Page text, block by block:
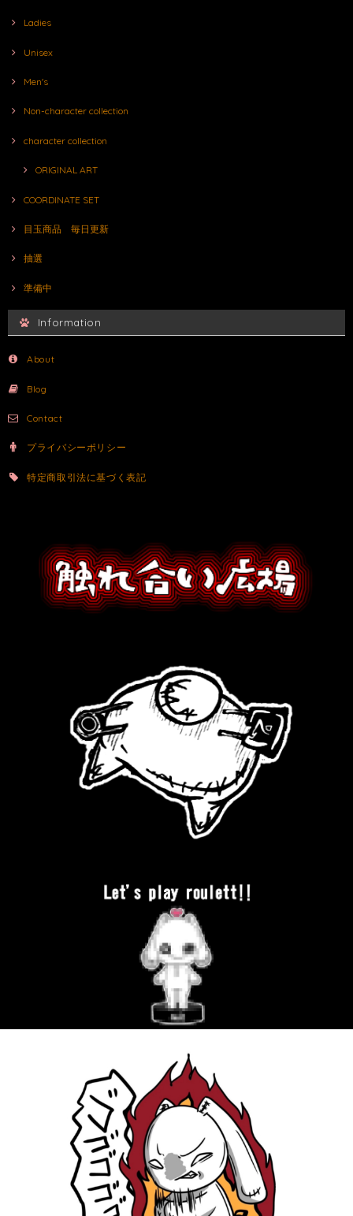
Ladies
Unisex
Men's
Non-character collection
character collection
ORIGINAL ART
COORDINATE SET
目玉商品 毎日更新
抽選
準備中
Information
About
Blog
Contact
プライバシーポリシー
特定商取引法に基づく表記